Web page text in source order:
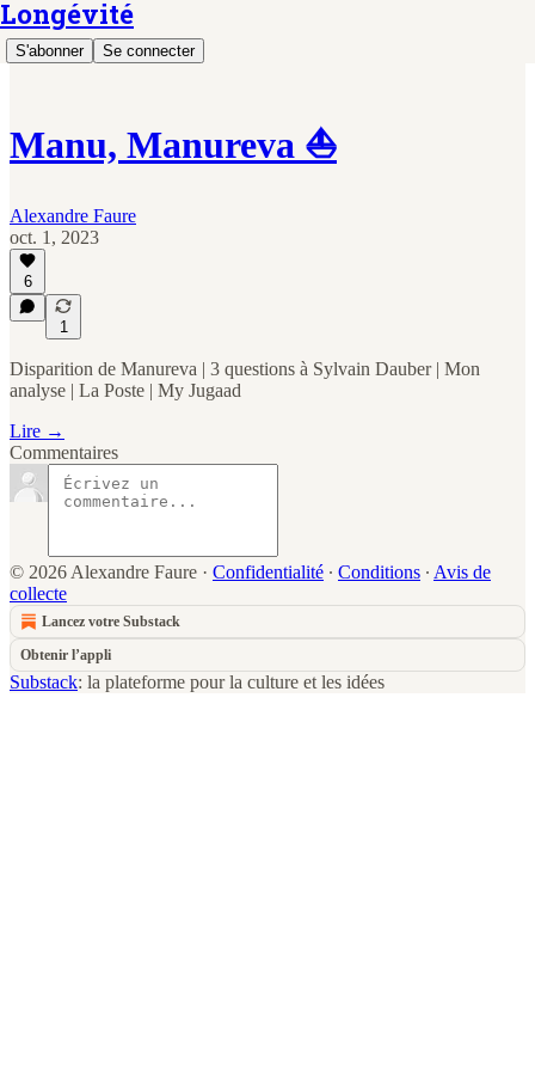
Longévité
S'abonner Se connecter
Manu, Manureva ⛵
Alexandre Faure
oct. 1, 2023
6
1
Disparition de Manureva | 3 questions à Sylvain Dauber | Mon
analyse | La Poste | My Jugaad
Lire →
Commentaires
© 2026 Alexandre Faure · Confidentialité ∙ Conditions ∙ Avis de
collecte
Lancez votre Substack
Obtenir l’appli
Substack: la plateforme pour la culture et les idées